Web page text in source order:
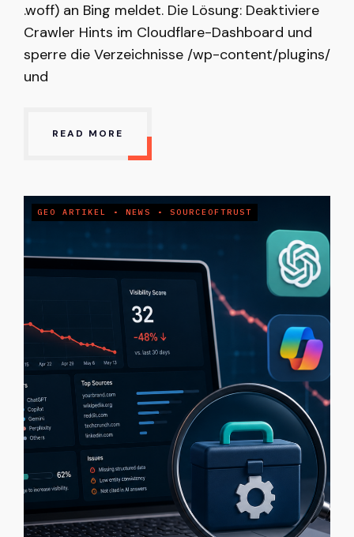
.woff) an Bing meldet. Die Lösung: Deaktiviere
Crawler Hints im Cloudflare-Dashboard und
sperre die Verzeichnisse /wp-content/plugins/
und
READ MORE
GEO ARTIKEL • NEWS • SOURCEOFTRUST